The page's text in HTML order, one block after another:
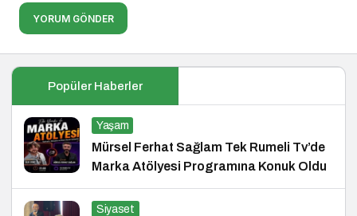
YORUM GÖNDER
Popüler Haberler
Yaşam
Mürsel Ferhat Sağlam Tek Rumeli Tv’de
Marka Atölyesi Programına Konuk Oldu
Siyaset